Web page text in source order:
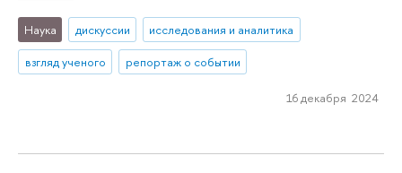
Наука дискуссии
исследования и аналитика
взгляд ученого
репортаж о событии
16 декабря 2024